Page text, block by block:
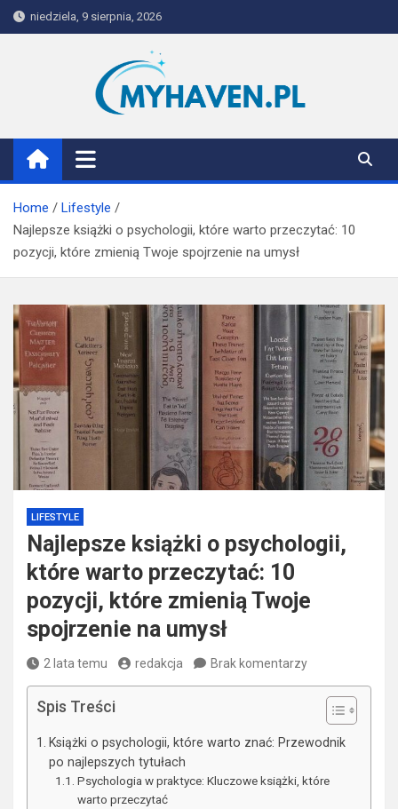
Skip
to
niedziela, 9 sierpnia, 2026
Myhaven
Home
Lifestyle
Najlepsze książki o psychologii, które warto przeczytać: 10
pozycji, które zmienią Twoje spojrzenie na umysł
LIFESTYLE
Najlepsze książki o psychologii,
które warto przeczytać: 10
pozycji, które zmienią Twoje
spojrzenie na umysł
2 lata temu redakcja Brak komentarzy
Spis Treści
Książki o psychologii, które warto znać: Przewodnik
po najlepszych tytułach
Psychologia w praktyce: Kluczowe książki, które
warto przeczytać